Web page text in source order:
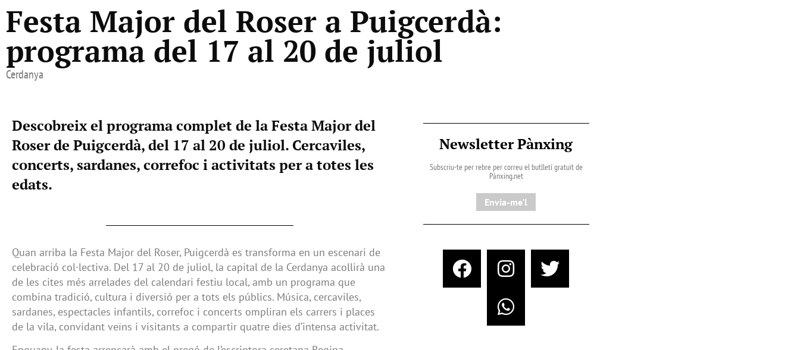
Festa Major del Roser a Puigcerdà:
programa del 17 al 20 de juliol
Cerdanya
Descobreix el programa complet de la Festa Major del
Roser de Puigcerdà, del 17 al 20 de juliol. Cercaviles,
concerts, sardanes, correfoc i activitats per a totes les
edats.
Quan arriba la Festa Major del Roser, Puigcerdà es transforma en un escenari de
celebració col·lectiva. Del 17 al 20 de juliol, la capital de la Cerdanya acollirà una
de les cites més arrelades del calendari festiu local, amb un programa que
combina tradició, cultura i diversió per a tots els públics. Música, cercaviles,
sardanes, espectacles infantils, correfoc i concerts ompliran els carrers i places
de la vila, convidant veïns i visitants a compartir quatre dies d’intensa activitat.
Newsletter Pànxing
Subscriu-te per rebre per correu el butlletí gratuït de
Pànxing.net​
Envia-me'l